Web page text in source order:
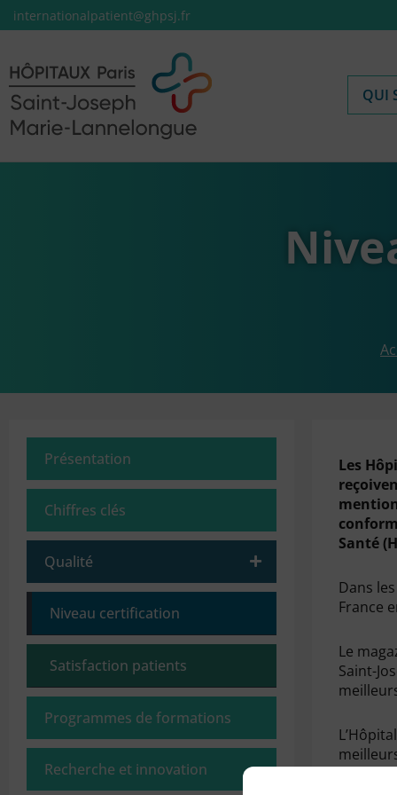
internationalpatient@ghpsj.fr
QUI
Présentation
Chiffres clés
Qualité
Niveau certification
Satisfaction patients
Programmes de formations
Recherche et innovation
Les
Santé
Dans
France
Le
Saint-